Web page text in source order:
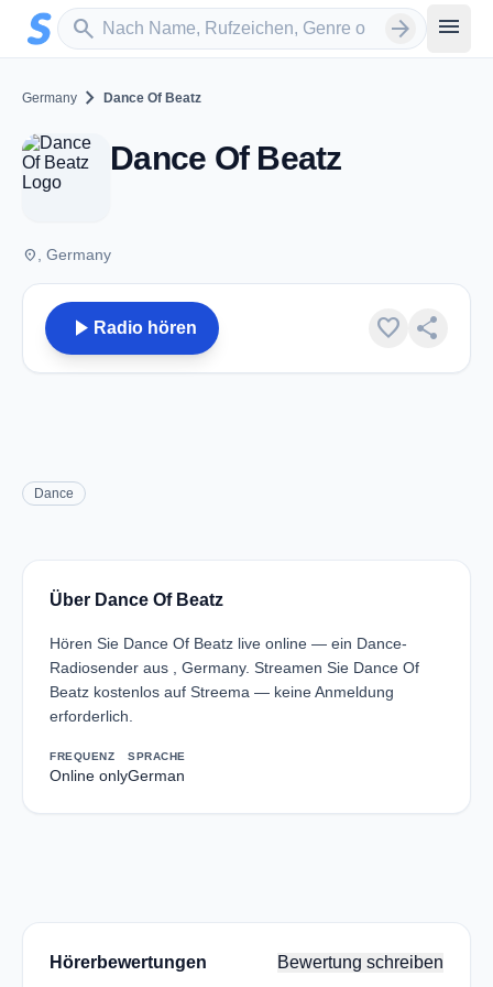
Zum Hauptinhalt springen
search
Sender suchen arrow_forward menu
Germany chevron_right Dance Of Beatz
Dance Of Beatz
place , Germany
play_arrow Radio hören favorite share
Dance
Über Dance Of Beatz
Hören Sie Dance Of Beatz live online — ein Dance-
Radiosender aus , Germany. Streamen Sie Dance Of
Beatz kostenlos auf Streema — keine Anmeldung
erforderlich.
FREQUENZ
Online only
SPRACHE
German
Hörerbewertungen Bewertung schreiben